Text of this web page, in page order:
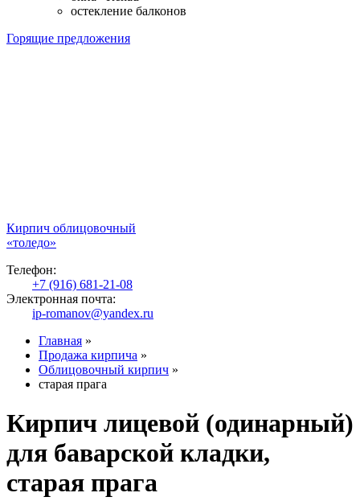
остекление балконов
Горящие предложения
Кирпич облицовочный
«толедо»
Телефон:
+7 (916) 681-21-08
Электронная почта:
ip-romanov@yandex.ru
Главная »
Продажа кирпича »
Облицовочный кирпич »
старая прага
Кирпич лицевой (одинарный)
для баварской кладки,
старая прага